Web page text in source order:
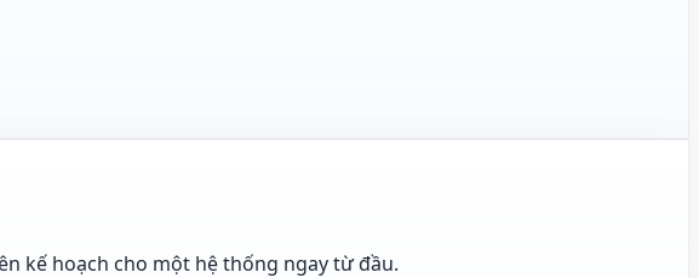
kế hoạch cho một hệ thống ngay từ đầu.